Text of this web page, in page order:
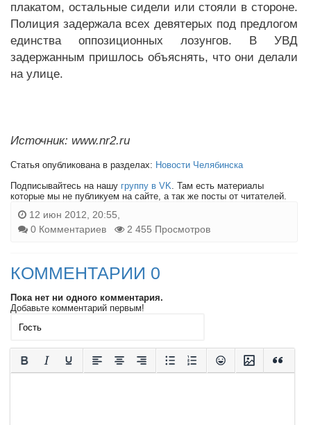
плакатом, остальные сидели или стояли в стороне.
Полиция задержала всех девятерых под предлогом
единства оппозиционных лозунгов. В УВД
задержанным пришлось объяснять, что они делали
на улице.
Источник: www.nr2.ru
Статья опубликована в разделах: Новости Челябинска
Подписывайтесь на нашу группу в VK. Там есть материалы
которые мы не публикуем на сайте, а так же посты от читателей.
12 июн 2012, 20:55,
0 Комментариев
2 455 Просмотров
КОММЕНТАРИИ 0
Пока нет ни одного комментария.
Добавьте комментарий первым!